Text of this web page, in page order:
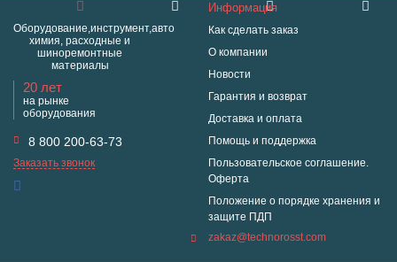
Оборудование,инструмент,авто
химия, расходные и
шиноремонтные
материалы
20 лет
на рынке
оборудования
8 800 200-63-73
Заказать звонок
Информация
Как сделать заказ
О компании
Новости
Гарантия и возврат
Доставка и оплата
Помощь и поддержка
Пользовательское соглашение.
Оферта
Положение о порядке хранения и
защите ПДП
zakaz@technorosst.com